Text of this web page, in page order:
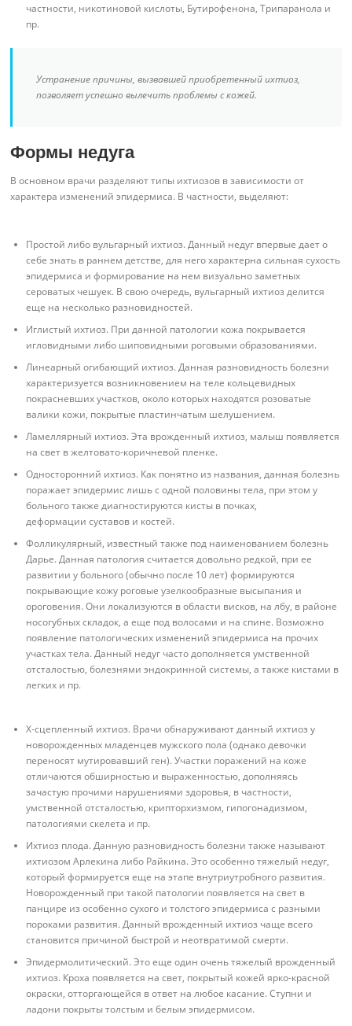
частности, никотиновой кислоты, Бутирофенона, Трипаранола и
пр.
Устранение причины, вызвавшей приобретенный ихтиоз,
позволяет успешно вылечить проблемы с кожей.
Формы недуга
В основном врачи разделяют типы ихтиозов в зависимости от
характера изменений эпидермиса. В частности, выделяют:
Простой либо вульгарный ихтиоз. Данный недуг впервые дает о
себе знать в раннем детстве, для него характерна сильная сухость
эпидермиса и формирование на нем визуально заметных
сероватых чешуек. В свою очередь, вульгарный ихтиоз делится
еще на несколько разновидностей.
Иглистый ихтиоз. При данной патологии кожа покрывается
игловидными либо шиповидными роговыми образованиями.
Линеарный огибающий ихтиоз. Данная разновидность болезни
характеризуется возникновением на теле кольцевидных
покрасневших участков, около которых находятся розоватые
валики кожи, покрытые пластинчатым шелушением.
Ламеллярный ихтиоз. Эта врожденный ихтиоз, малыш появляется
на свет в желтовато-коричневой пленке.
Односторонний ихтиоз. Как понятно из названия, данная болезнь
поражает эпидермис лишь с одной половины тела, при этом у
больного также диагностируются кисты в почках,
деформации суставов и костей.
Фолликулярный, известный также под наименованием болезнь
Дарье. Данная патология считается довольно редкой, при ее
развитии у больного (обычно после 10 лет) формируются
покрывающие кожу роговые узелкообразные высыпания и
ороговения. Они локализуются в области висков, на лбу, в районе
носогубных складок, а еще под волосами и на спине. Возможно
появление патологических изменений эпидермиса на прочих
участках тела. Данный недуг часто дополняется умственной
отсталостью, болезнями эндокринной системы, а также кистами в
легких и пр.
Х-сцепленный ихтиоз. Врачи обнаруживают данный ихтиоз у
новорожденных младенцев мужского пола (однако девочки
переносят мутировавший ген). Участки поражений на коже
отличаются обширностью и выраженностью, дополняясь
зачастую прочими нарушениями здоровья, в частности,
умственной отсталостью, крипторхизмом, гипогонадизмом,
патологиями скелета и пр.
Ихтиоз плода. Данную разновидность болезни также называют
ихтиозом Арлекина либо Райкина. Это особенно тяжелый недуг,
который формируется еще на этапе внутриутробного развития.
Новорожденный при такой патологии появляется на свет в
панцире из особенно сухого и толстого эпидермиса с разными
пороками развития. Данный врожденный ихтиоз чаще всего
становится причиной быстрой и неотвратимой смерти.
Эпидермолитический. Это еще один очень тяжелый врожденный
ихтиоз. Кроха появляется на свет, покрытый кожей ярко-красной
окраски, отторгающейся в ответ на любое касание. Ступни и
ладони покрыты толстым и белым эпидермисом.